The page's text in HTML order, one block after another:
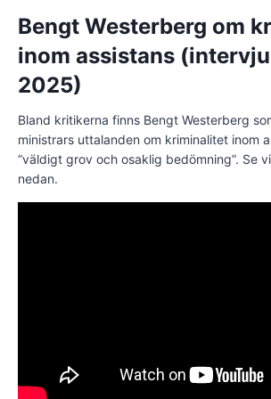
Bengt Westerberg om
inom assistans
2025)
Bland kritikerna finns Bengt Westerberg
ministrars uttalanden om kriminalitet inom
”väldigt grov och osaklig bedömning”. Se
nedan.